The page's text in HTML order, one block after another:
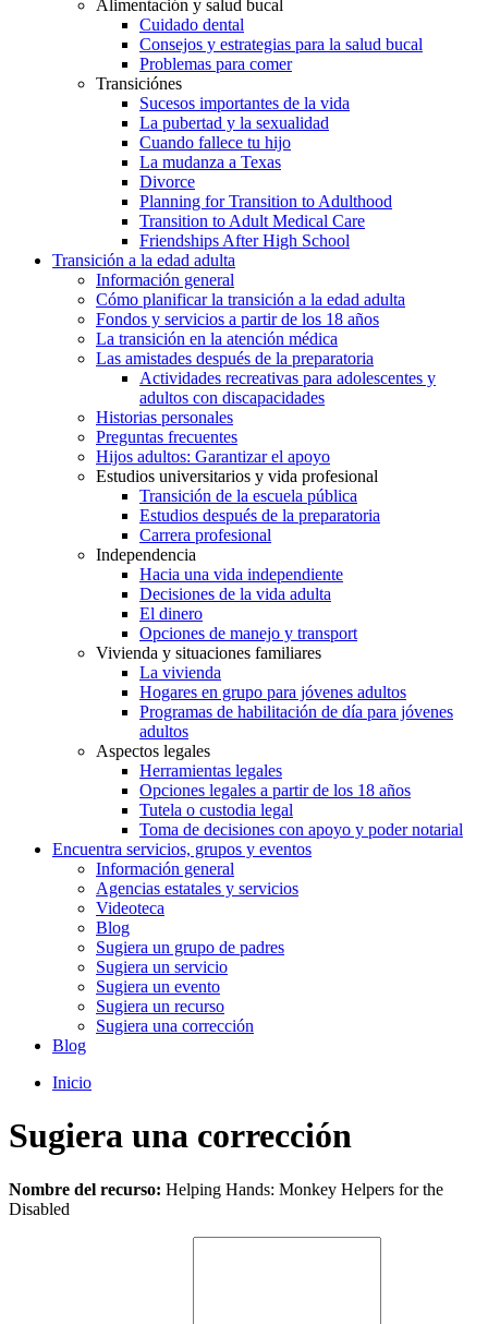
Alimentación y salud bucal
Cuidado dental
Consejos y estrategias para la salud bucal
Problemas para comer
Transiciónes
Sucesos importantes de la vida
La pubertad y la sexualidad
Cuando fallece tu hijo
La mudanza a Texas
Divorce
Planning for Transition to Adulthood
Transition to Adult Medical Care
Friendships After High School
Transición a la edad adulta
Información general
Cómo planificar la transición a la edad adulta
Fondos y servicios a partir de los 18 años
La transición en la atención médica
Las amistades después de la preparatoria
Actividades recreativas para adolescentes y
adultos con discapacidades
Historias personales
Preguntas frecuentes
Hijos adultos: Garantizar el apoyo
Estudios universitarios y vida profesional
Transición de la escuela pública
Estudios después de la preparatoria
Carrera profesional
Independencia
Hacia una vida independiente
Decisiones de la vida adulta
El dinero
Opciones de manejo y transport
Vivienda y situaciones familiares
La vivienda
Hogares en grupo para jóvenes adultos
Programas de habilitación de día para jóvenes
adultos
Aspectos legales
Herramientas legales
Opciones legales a partir de los 18 años
Tutela o custodia legal
Toma de decisiones con apoyo y poder notarial
Encuentra servicios, grupos y eventos
Información general
Agencias estatales y servicios
Videoteca
Blog
Sugiera un grupo de padres
Sugiera un servicio
Sugiera un evento
Sugiera un recurso
Sugiera una corrección
Blog
Inicio
Sugiera una corrección
Leave
this
Nombre del recurso: Helping Hands: Monkey Helpers for the
Disabled